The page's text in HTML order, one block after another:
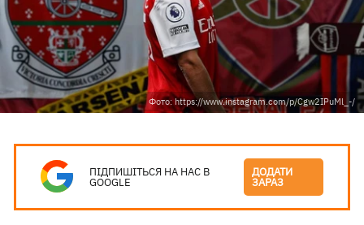
Фото: https://www.instagram.com/p/Cgw2IPuMl_-/
ПІДПИШІТЬСЯ НА НАС В
GOOGLE
ДОДАТИ
ЗАРАЗ